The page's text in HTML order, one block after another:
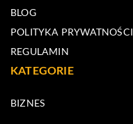
BLOG
POLITYKA PRYWATNOŚCI
REGULAMIN
KATEGORIE
BIZNES